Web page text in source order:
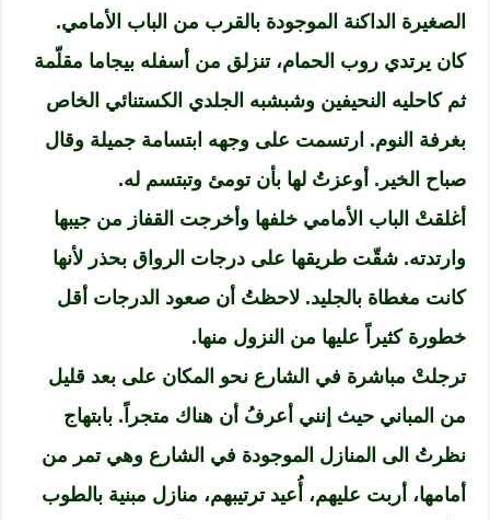
الصغيرة الداكنة الموجودة بالقرب من الباب الأمامي.
كان يرتدي روب الحمام، تنزلق من أسفله بيجاما مقلّمة
ثم كاحليه النحيفين وشبشبه الجلدي الكستنائي الخاص
بغرفة النوم. ارتسمت على وجهه ابتسامة جميلة وقال
صباح الخير. أوعزتُ لها بأن تومئ وتبتسم له.
أغلقتْ الباب الأمامي خلفها وأخرجت القفاز من جيبها
وارتدته. شقّت طريقها على درجات الرواق بحذر لأنها
كانت مغطاة بالجليد. لاحظتُ أن صعود الدرجات أقل
خطورة كثيراً عليها من النزول منها.
ترجلتْ مباشرة في الشارع نحو المكان على بعد قليل
من المباني حيث إنني أعرفُ أن هناك متجراً. بابتهاج
نظرتُ الى المنازل الموجودة في الشارع وهي تمر من
أمامها، أربت عليهم، أُعيد ترتيبهم، منازل مبنية بالطوب